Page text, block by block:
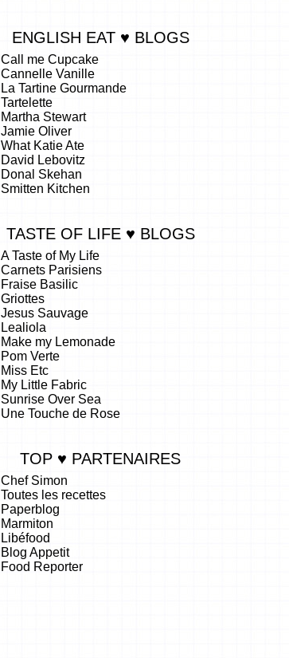
ENGLISH EAT ♥ BLOGS
Call me Cupcake
Cannelle Vanille
La Tartine Gourmande
Tartelette
Martha Stewart
Jamie Oliver
What Katie Ate
David Lebovitz
Donal Skehan
Smitten Kitchen
TASTE OF LIFE ♥ BLOGS
A Taste of My Life
Carnets Parisiens
Fraise Basilic
Griottes
Jesus Sauvage
Lealiola
Make my Lemonade
Pom Verte
Miss Etc
My Little Fabric
Sunrise Over Sea
Une Touche de Rose
TOP ♥ PARTENAIRES
Chef Simon
Toutes les recettes
Paperblog
Marmiton
Libéfood
Blog Appetit
Food Reporter